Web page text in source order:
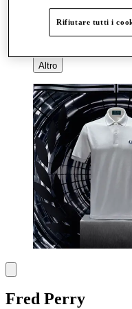
Servizi
Scopri la regione
Altro
Fred Perry
Rifiutare tutti i